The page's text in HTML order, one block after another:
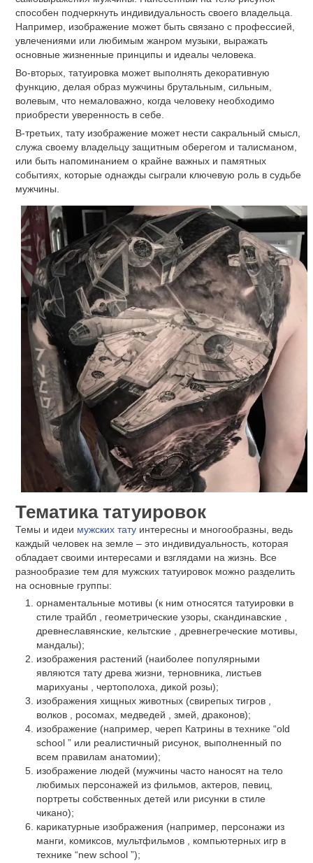
способен подчеркнуть индивидуальность своего владельца.
Например, изображение может быть связано с профессией,
увлечениями или любимым жанром музыки, выражать
основные жизненные принципы и идеалы человека.
Во-вторых, татуировка может выполнять декоративную
функцию, делая образ мужчины брутальным, сильным,
волевым, что немаловажно, когда человеку необходимо
приобрести уверенность в себе.
В-третьих, тату изображение может нести сакральный смысл,
служа своему владельцу защитным оберегом и талисманом,
или быть напоминанием о крайне важных и памятных
событиях, которые однажды сыграли ключевую роль в судьбе
мужчины.
Тематика татуировок
Темы и идеи мужских тату интересны и многообразны, ведь
каждый человек на земле – это индивидуальность, которая
обладает своими интересами и взглядами на жизнь. Все
разнообразие тем для мужских татуировок можно разделить
на основные группы:
орнаментальные мотивы (к ним относятся татуировки в
стиле трайбл , геометрические узоры, скандинавские ,
древнеславянские, кельтские , древнегреческие мотивы,
мандалы);
изображения растений (наиболее популярными
являются тату древа жизни, терновника, листьев
марихуаны , чертополоха, дикой розы);
изображения хищных животных (свирепых тигров ,
волков , росомах, медведей , змей, драконов);
изображение (например, череп Катрины в технике “old
school ” или реалистичный рисунок, выполненный по
всем правилам анатомии);
изображение людей (мужчины часто наносят на тело
любимых персонажей из фильмов, актеров, певиц,
портреты собственных детей или рисунки в стиле
чикано);
карикатурные изображения (например, персонажи из
манги, комиксов, мультфильмов , компьютерных игр в
технике “new school ”);